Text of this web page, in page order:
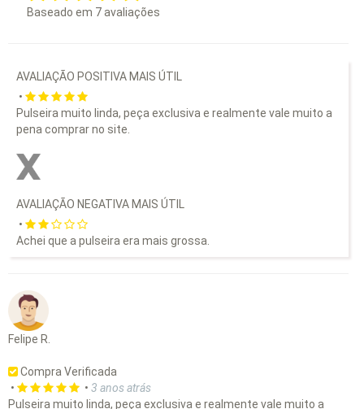
Baseado em 7avaliações
AVALIAÇÃO POSITIVA MAIS ÚTIL
•
Pulseira muito linda, peça exclusiva e realmente vale muito a
pena comprar no site.
AVALIAÇÃO NEGATIVA MAIS ÚTIL
•
Achei que a pulseira era mais grossa.
Felipe R.
Compra Verificada
•
• 3 anos atrás
Pulseira muito linda, peça exclusiva e realmente vale muito a